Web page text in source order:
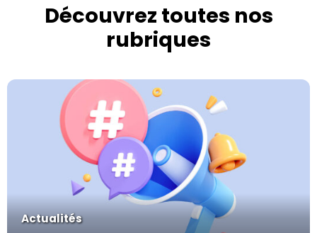
Découvrez toutes nos
rubriques
Actualités